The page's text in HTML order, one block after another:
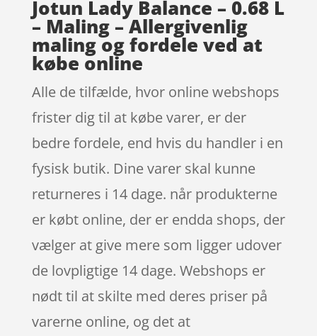
Jotun Lady Balance – 0.68 L
– Maling – Allergivenlig
maling og fordele ved at
købe online
Alle de tilfælde, hvor online webshops
frister dig til at købe varer, er der
bedre fordele, end hvis du handler i en
fysisk butik. Dine varer skal kunne
returneres i 14 dage. når produkterne
er købt online, der er endda shops, der
vælger at give mere som ligger udover
de lovpligtige 14 dage. Webshops er
nødt til at skilte med deres priser på
varerne online, og det at